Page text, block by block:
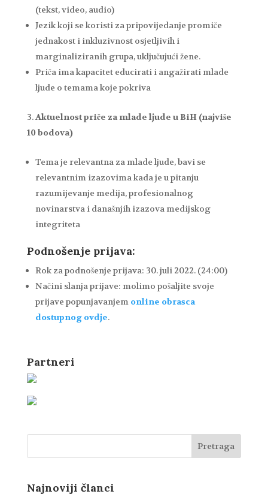
(tekst, video, audio)
Jezik koji se koristi za pripovijedanje promiče
jednakost i inkluzivnost osjetljivih i
marginaliziranih grupa, uključujući žene.
Priča ima kapacitet educirati i angažirati mlade
ljude o temama koje pokriva
Aktuelnost priče za mlade ljude u BiH (najviše
10 bodova)
Tema je relevantna za mlade ljude, bavi se
relevantnim izazovima kada je u pitanju
razumijevanje medija, profesionalnog
novinarstva i današnjih izazova medijskog
integriteta
Podnošenje prijava:
Rok za podnošenje prijava: 30. juli 2022. (24:00)
Načini slanja prijave: molimo pošaljite svoje
prijave popunjavanjem online obrasca
dostupnog ovdje.
Partneri
Najnoviji članci